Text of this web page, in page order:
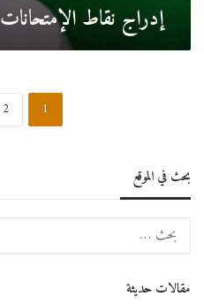
إدراج نقاط الإمتحانات
1
2
بحث في الموقع
مقالات حديثة